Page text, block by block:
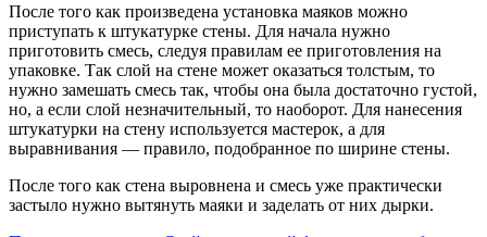
После того как произведена установка маяков можно
приступать к штукатурке стены. Для начала нужно
приготовить смесь, следуя правилам ее приготовления на
упаковке. Так слой на стене может оказаться толстым, то
нужно замешать смесь так, чтобы она была достаточно густой,
но, а если слой незначительный, то наоборот. Для нанесения
штукатурки на стену используется мастерок, а для
выравнивания — правило, подобранное по ширине стены.
После того как стена выровнена и смесь уже практически
застыло нужно вытянуть маяки и заделать от них дырки.